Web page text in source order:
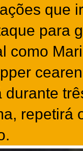
que
para
como
durante
repetirá